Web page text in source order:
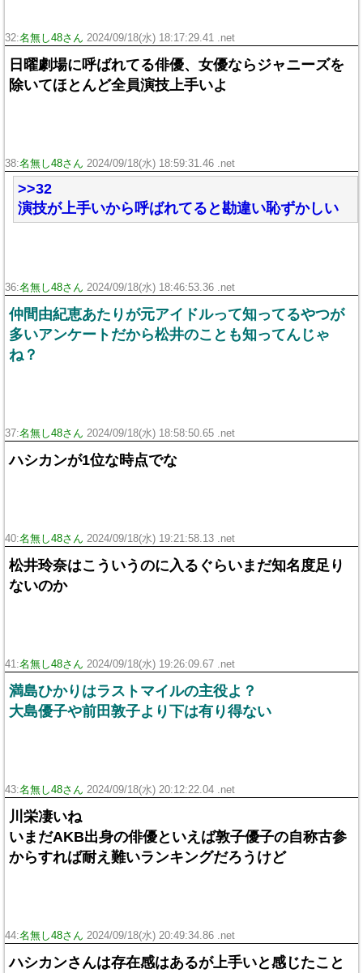
32:名無し48さん 2024/09/18(水) 18:17:29.41 .net
日曜劇場に呼ばれてる俳優、女優ならジャニーズを
除いてほとんど全員演技上手いよ
38:名無し48さん 2024/09/18(水) 18:59:31.46 .net
>>32
演技が上手いから呼ばれてると勘違い恥ずかしい
36:名無し48さん 2024/09/18(水) 18:46:53.36 .net
仲間由紀恵あたりが元アイドルって知ってるやつが
多いアンケートだから松井のことも知ってんじゃ
ね？
37:名無し48さん 2024/09/18(水) 18:58:50.65 .net
ハシカンが1位な時点でな
40:名無し48さん 2024/09/18(水) 19:21:58.13 .net
松井玲奈はこういうのに入るぐらいまだ知名度足り
ないのか
41:名無し48さん 2024/09/18(水) 19:26:09.67 .net
満島ひかりはラストマイルの主役よ？
大島優子や前田敦子より下は有り得ない
43:名無し48さん 2024/09/18(水) 20:12:22.04 .net
川栄凄いね
いまだAKB出身の俳優といえば敦子優子の自称古参
からすれば耐え難いランキングだろうけど
44:名無し48さん 2024/09/18(水) 20:49:34.86 .net
ハシカンさんは存在感はあるが上手いと感じたこと